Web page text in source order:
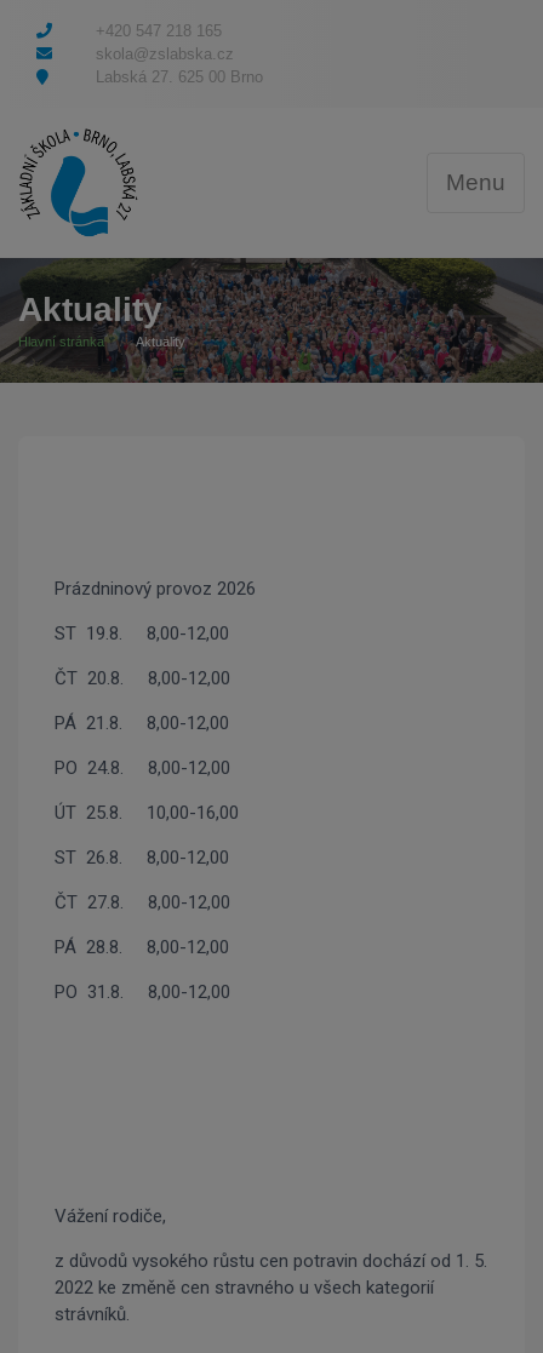
+420 547 218 165
skola@zslabska.cz
Labská 27. 625 00 Brno
Menu
Aktuality
Hlavní stránka Aktuality
Prázdninový provoz 2026
ST 19.8. 8,00-12,00
ČT 20.8. 8,00-12,00
PÁ 21.8. 8,00-12,00
PO 24.8. 8,00-12,00
ÚT 25.8. 10,00-16,00
ST 26.8. 8,00-12,00
ČT 27.8. 8,00-12,00
PÁ 28.8. 8,00-12,00
PO 31.8. 8,00-12,00
Vážení rodiče,
z důvodů vysokého růstu cen potravin dochází od 1. 5.
2022 ke změně cen stravného u všech kategorií
strávníků.